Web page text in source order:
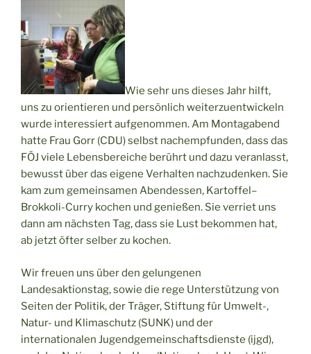
Wie sehr uns dieses Jahr hilft,
uns zu orientieren und persönlich weiterzuentwickeln
wurde interessiert aufgenommen. Am Montagabend
hatte Frau Gorr (CDU) selbst nachempfunden, dass das
FÖJ viele Lebensbereiche berührt und dazu veranlasst,
bewusst über das eigene Verhalten nachzudenken. Sie
kam zum gemeinsamen Abendessen, Kartoffel–
Brokkoli-Curry kochen und genießen. Sie verriet uns
dann am nächsten Tag, dass sie Lust bekommen hat,
ab jetzt öfter selber zu kochen.
Wir freuen uns über den gelungenen
Landesaktionstag, sowie die rege Unterstützung von
Seiten der Politik, der Träger, Stiftung für Umwelt-,
Natur- und Klimaschutz (SUNK) und der
internationalen Jugendgemeinschaftsdienste (ijgd),